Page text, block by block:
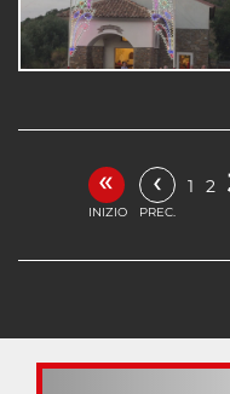
«
INIZIO
‹
PREC.
1 2